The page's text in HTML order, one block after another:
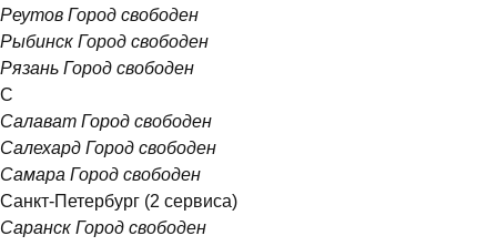
Реутов Город свободен
Рыбинск Город свободен
Рязань Город свободен
С
Салават Город свободен
Салехард Город свободен
Самара Город свободен
Санкт-Петербург (2 сервиса)
Саранск Город свободен